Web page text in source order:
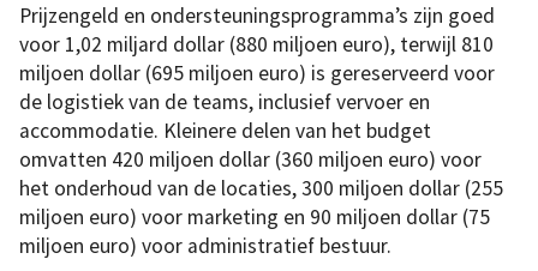
Prijzengeld en ondersteuningsprogramma’s zijn goed
voor 1,02 miljard dollar (880 miljoen euro), terwijl 810
miljoen dollar (695 miljoen euro) is gereserveerd voor
de logistiek van de teams, inclusief vervoer en
accommodatie. Kleinere delen van het budget
omvatten 420 miljoen dollar (360 miljoen euro) voor
het onderhoud van de locaties, 300 miljoen dollar (255
miljoen euro) voor marketing en 90 miljoen dollar (75
miljoen euro) voor administratief bestuur.